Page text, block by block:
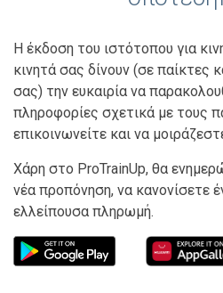
Η έκδοση του ιστότοπου για
κινητά σας δίνουν (σε παίκτες
σας) την ευκαιρία να
πληροφορίες σχετικά με τους
επικοινωνείτε και να
Χάρη στο ProTrainUp, θα
νέα προπόνηση, να κανονίσετε
ελλείπουσα πληρωμή.